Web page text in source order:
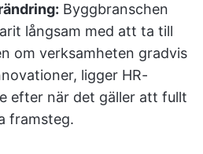
Byggbranschen
långsam med att ta till
om verksamheten gradvis
ligger HR-
efter när det gäller att fullt
framsteg.